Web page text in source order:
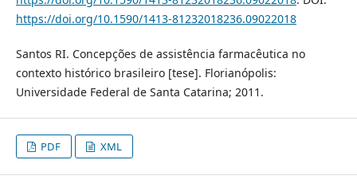
https://doi.org/10.1590/1413-81232018236.09022018
Santos RI. Concepções de assistência farmacêutica no
contexto histórico brasileiro [tese]. Florianópolis:
Universidade Federal de Santa Catarina; 2011.
PDF XML